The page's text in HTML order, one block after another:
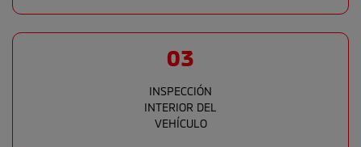
03
INSPECCIÓN
INTERIOR DEL
VEHÍCULO